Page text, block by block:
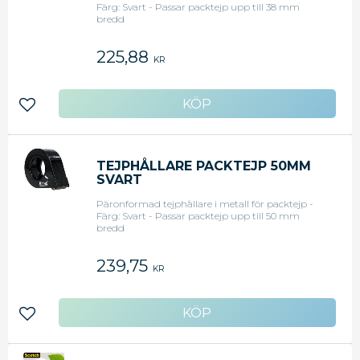
Färg: Svart - Passar packtejp upp till 38 mm
bredd
225,88 KR
Lägg till i favoriter
TEJPHÅLLARE PACKTEJP 50MM
SVART
Päronformad tejphållare i metall för packtejp -
Färg: Svart - Passar packtejp upp till 50 mm
bredd
239,75 KR
Lägg till i favoriter